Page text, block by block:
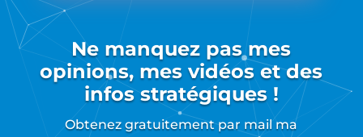
Ne manquez pas mes
opinions, mes vidéos et des
infos stratégiques !
Obtenez gratuitement par mail ma